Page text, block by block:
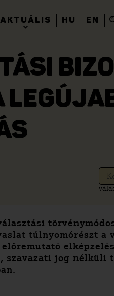
AKTUÁLIS HU EN
túlnyomórészt a
jog nélküli